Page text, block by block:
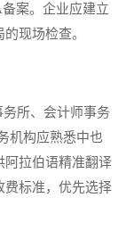
案。企业应建立
现场检查。
所、会计师事务
机构应熟悉中也
阿拉伯语精准翻译
费标准，优先选择